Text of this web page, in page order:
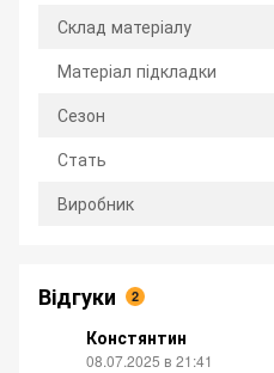
Склад матеріалу
Матеріал підкладки
Сезон
Стать
Виробник
Відгуки 2
Констянтин
08.07.2025 в 21:41